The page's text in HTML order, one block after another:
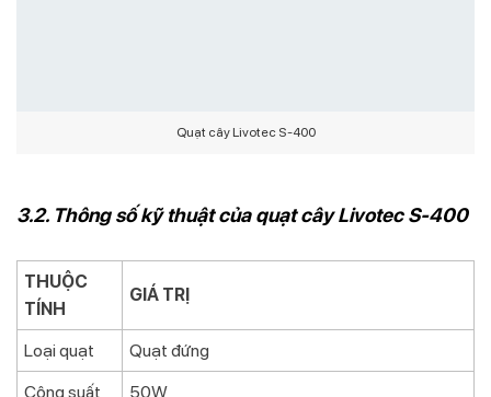
Quạt cây Livotec S-400
3.2. Thông số kỹ thuật của quạt cây Livotec S-400
THUỘC
TÍNH
GIÁ TRỊ
Loại quạt
Quạt đứng
Công suất
50W